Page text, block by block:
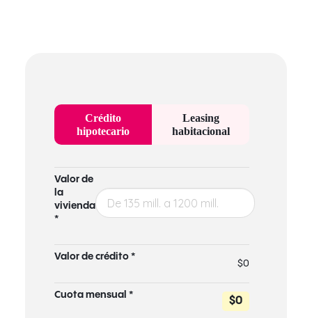
Crédito
hipotecario
Leasing
habitacional
Valor de
la
vivienda
*
Valor de crédito *
$0
Cuota mensual *
$0